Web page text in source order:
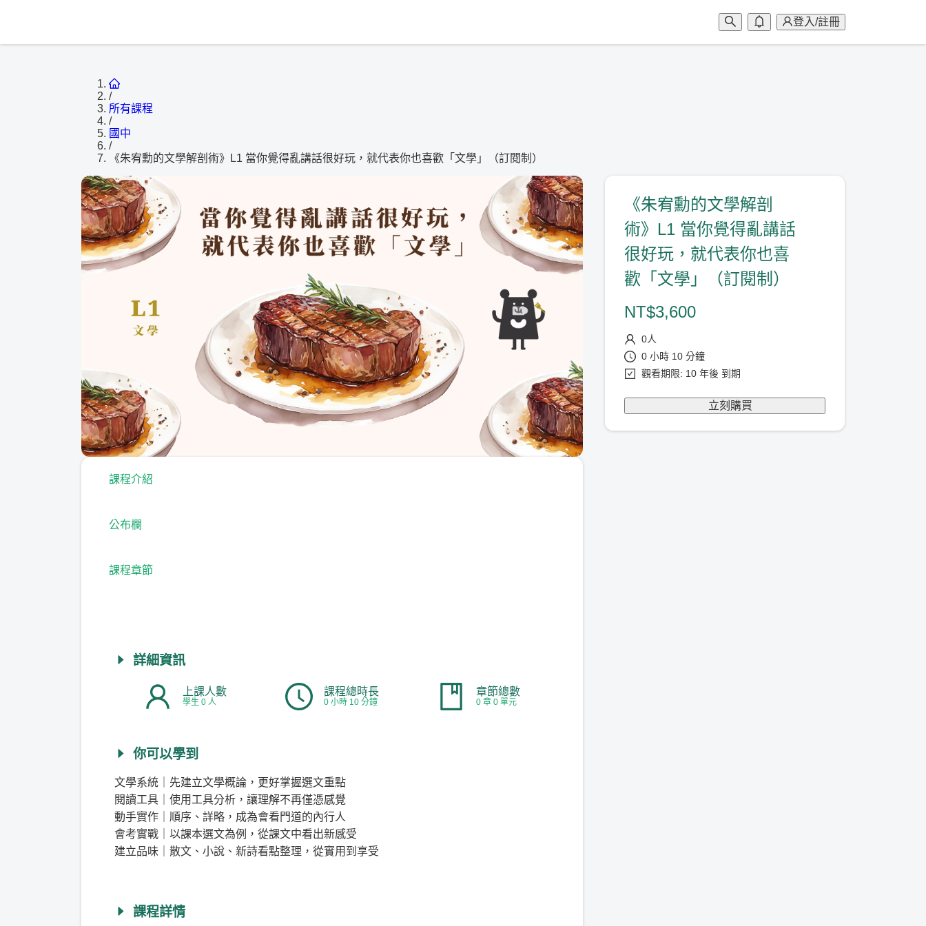
登入/註冊
/
所有課程
/
國中
/
《朱宥勳的文學解剖術》L1 當你覺得亂講話很好玩，就代表你也喜歡「文學」（訂閱制）
課程介紹
公布欄
課程章節
詳細資訊
上課人數
學生 0 人
課程總時長
0 小時 10 分鐘
章節總數
0 章 0 單元
你可以學到
文學系統｜先建立文學概論，更好掌握選文重點
閱讀工具｜使用工具分析，讓理解不再僅憑感覺
動手實作｜順序、詳略，成為會看門道的內行人
會考實戰｜以課本選文為例，從課文中看出新感受
建立品味｜散文、小說、新詩看點整理，從實用到享受
課程詳情
《朱宥勳的文學解剖
術》L1 當你覺得亂講話
很好玩，就代表你也喜
歡「文學」（訂閱制）
NT$3,600
0人
0 小時 10 分鐘
觀看期限: 10 年後 到期
立刻購買